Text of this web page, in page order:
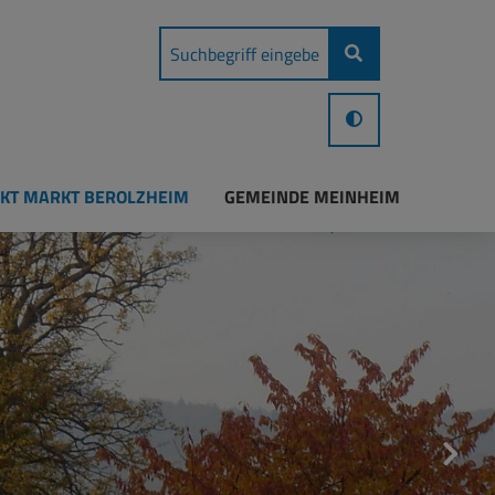
MARKT BEROLZHEIM GEMEINDE MEINHEIM